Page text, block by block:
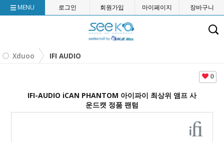
MENU 로그인 회원가입 마이페이지 장바구니
Xduoo IFI AUDIO
0
IFI-AUDIO iCAN PHANTOM 아이파이 최상위 앰프 사
운드캣 정품 팬텀